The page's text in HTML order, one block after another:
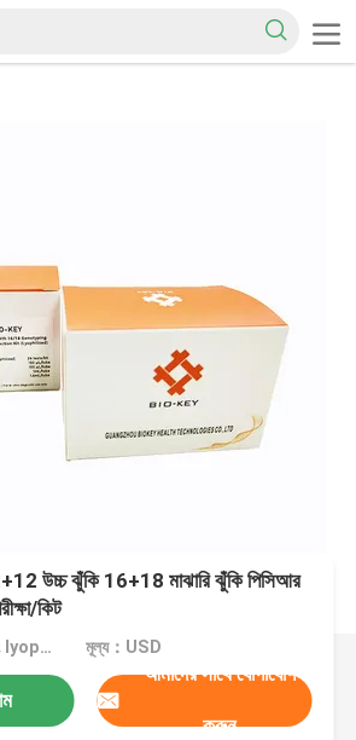
উচ্চ ঝুঁকি 16+18 মাঝারি ঝুঁকি পিসিআর
কিট
MOQ：আমরা তরল এবং lyophilized কিট উত্পাদন করতে পারেন মূল্য：USD
আমাদের সাথে যোগাযোগ
করুন